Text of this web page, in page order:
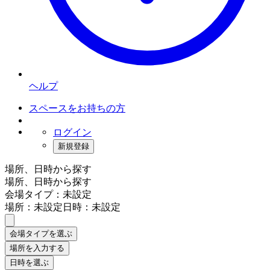
ヘルプ
スペースをお持ちの方
ログイン
新規登録
場所、日時から探す
場所、日時から探す
会場タイプ：未設定
場所：未設定日時：未設定
会場タイプを選ぶ
場所を入力する
日時を選ぶ